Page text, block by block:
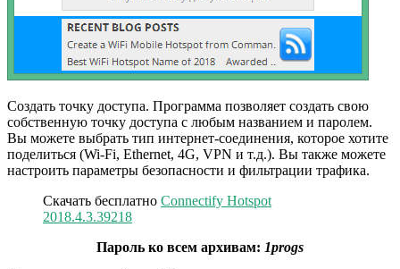
Создать точку доступа. Программа позволяет создать свою
собственную точку доступа с любым названием и паролем.
Вы можете выбрать тип интернет-соединения, которое хотите
поделиться (Wi-Fi, Ethernet, 4G, VPN и т.д.). Вы также можете
настроить параметры безопасности и фильтрации трафика.
Скачать бесплатно Connectify Hotspot
2018.4.3.39218
Пароль ко всем архивам: 1progs